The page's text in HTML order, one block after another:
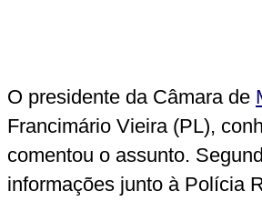
O presidente da Câmara de
Francimário Vieira (PL),
comentou o assunto.
informações junto à Polícia